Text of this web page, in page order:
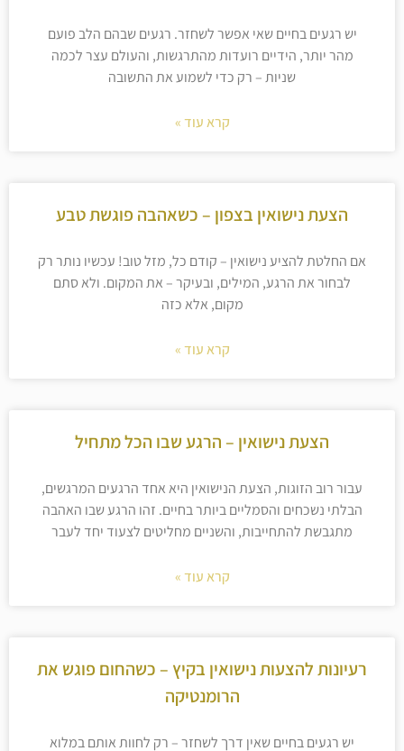
יש רגעים בחיים שאי אפשר לשחזר. רגעים שבהם הלב פועם
מהר יותר, הידיים רועדות מהתרגשות, והעולם עצר לכמה
שניות – רק כדי לשמוע את התשובה
קרא עוד »
הצעת נישואין בצפון – כשאהבה פוגשת טבע
אם החלטת להציע נישואין – קודם כל, מזל טוב! עכשיו נותר רק
לבחור את הרגע, המילים, ובעיקר – את המקום. ולא סתם
מקום, אלא כזה
קרא עוד »
הצעת נישואין – הרגע שבו הכל מתחיל
עבור רוב הזוגות, הצעת הנישואין היא אחד הרגעים המרגשים,
הבלתי נשכחים והסמליים ביותר בחיים. זהו הרגע שבו האהבה
מתגבשת להתחייבות, והשניים מחליטים לצעוד יחד לעבר
קרא עוד »
רעיונות להצעות נישואין בקיץ – כשהחום פוגש את
הרומנטיקה
יש רגעים בחיים שאין דרך לשחזר – רק לחוות אותם במלוא